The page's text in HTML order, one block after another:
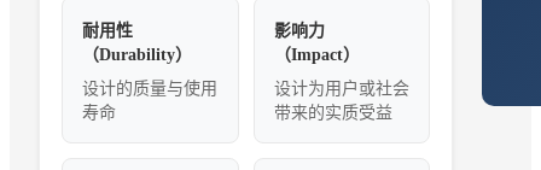
耐用性
（Durability）
设计的质量与使用
寿命
影响力
（Impact）
设计为用户或社会
带来的实质受益